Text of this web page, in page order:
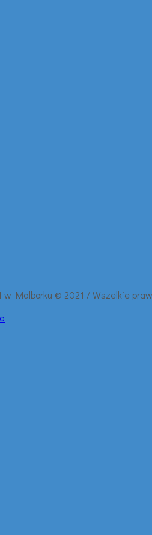
w Malborku © 2021 / Wszelkie